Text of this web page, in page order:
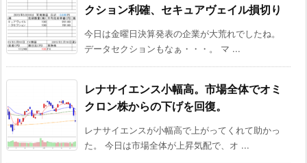
クション利確、セキュアヴェイル損切り
今日は金曜日決算発表の企業が大荒れでしたね。
データセクションもなぁ・・・。 マ ...
レナサイエンス小幅高。市場全体でオミ
クロン株からの下げを回復。
レナサイエンスが小幅高で上がってくれて助かっ
た。 今日は市場全体が上昇気配で、オ ...